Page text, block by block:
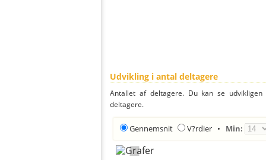
Udvikling i antal deltagere
Antallet af deltagere. Du kan se
deltagere.
Gennemsnit V?rdier • Min: